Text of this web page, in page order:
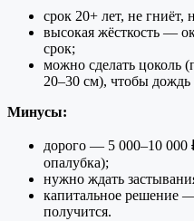
срок 20+ лет, не гниёт,
высокая жёсткость —
срок;
можно сделать цоколь
20–30 см), чтобы дождь
Минусы:
дорого — 5 000–10 000
опалубка);
нужно ждать
капитальное решение
получится.